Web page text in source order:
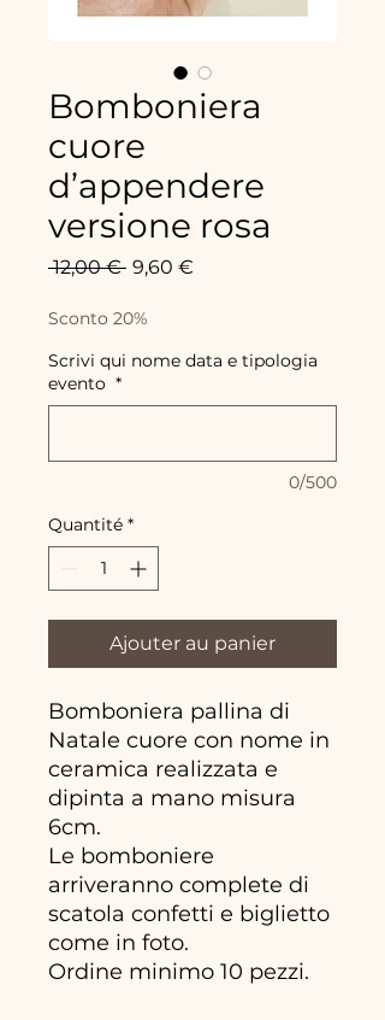
Bomboniera
cuore
d’appendere
versione rosa
12,00 € Prix
9,60 €
Sconto 20%
Scrivi qui nome data e tipologia
evento *
0/500
Quantité *
Ajouter au panier
Bomboniera pallina di
Natale cuore con nome in
ceramica realizzata e
dipinta a mano misura
6cm.
Le bomboniere
arriveranno complete di
scatola confetti e biglietto
come in foto.
Ordine minimo 10 pezzi.